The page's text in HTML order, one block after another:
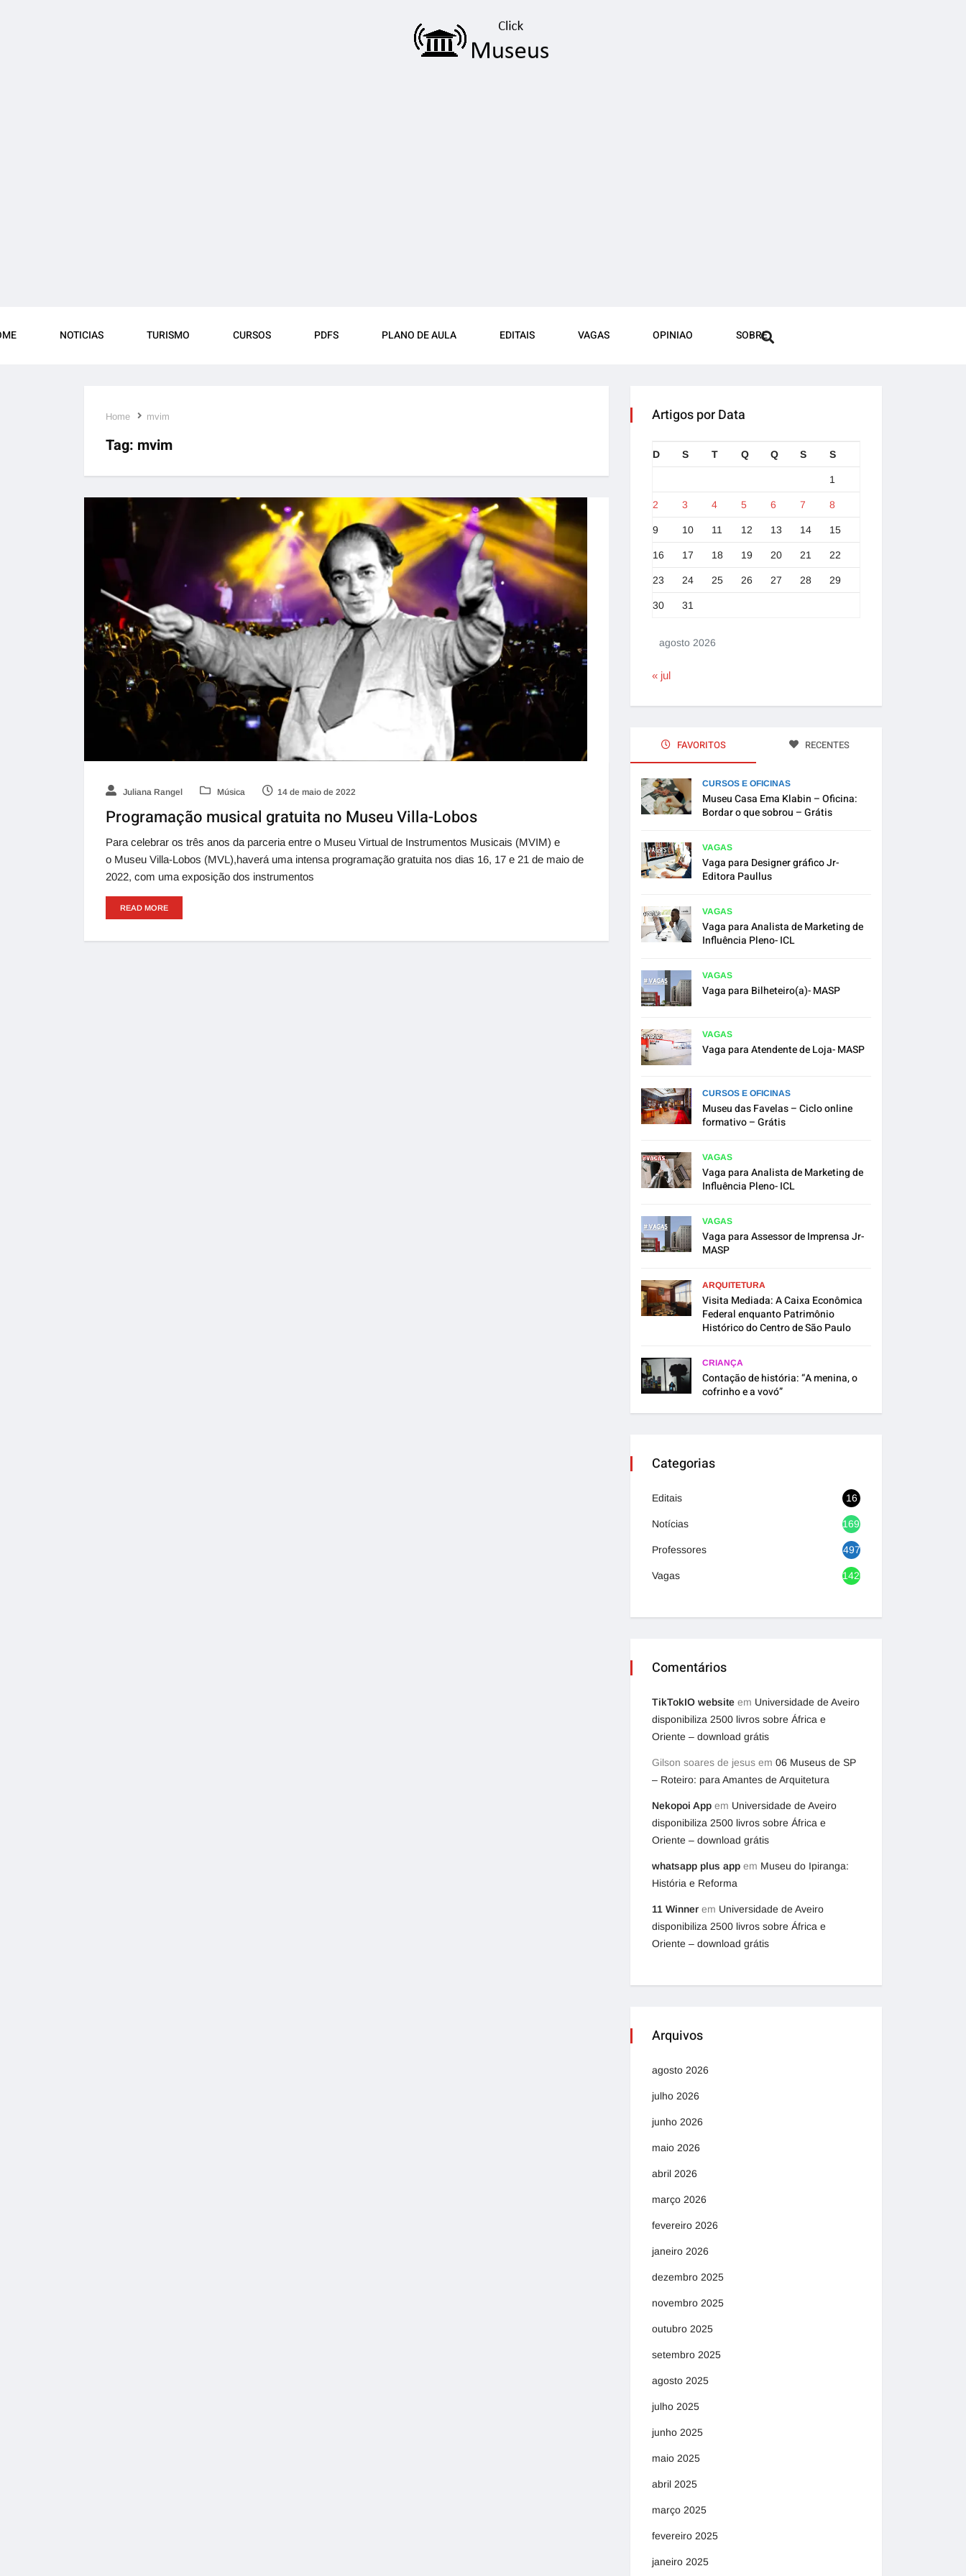
NOTICIAS TURISMO CURSOS PDFS PLANO DE AULA EDITAIS VAGAS OPINIAO SOBRE
Home mvim
Tag: mvim
Juliana Rangel Música 14 de maio de 2022
Programação musical gratuita no Museu Villa-Lobos
Para celebrar os três anos da parceria entre o Museu Virtual de Instrumentos Musicais (MVIM) e
o Museu Villa-Lobos (MVL),haverá uma intensa programação gratuita nos dias 16, 17 e 21 de maio de
2022, com uma exposição dos instrumentos
READ MORE
Artigos por Data
agosto 2026
D S T Q Q S S
1
2 3 4 5 6 7 8
9 10 11 12 13 14 15
16 17 18 19 20 21 22
23 24 25 26 27 28 29
30 31
« jul
FAVORITOS RECENTES
CURSOS E OFICINAS
Museu Casa Ema Klabin – Oficina:
Bordar o que sobrou – Grátis
VAGAS
Vaga para Designer gráfico Jr-
Editora Paullus
VAGAS
Vaga para Analista de Marketing de
Influência Pleno- ICL
VAGAS
Vaga para Bilheteiro(a)- MASP
VAGAS
Vaga para Atendente de Loja- MASP
CURSOS E OFICINAS
Museu das Favelas – Ciclo online
formativo – Grátis
VAGAS
Vaga para Analista de Marketing de
Influência Pleno- ICL
VAGAS
Vaga para Assessor de Imprensa Jr-
MASP
ARQUITETURA
Visita Mediada: A Caixa Econômica
Federal enquanto Patrimônio
Histórico do Centro de São Paulo
CRIANÇA
Contação de história: “A menina, o
cofrinho e a vovó”
Categorias
Editais 16
Notícias 1692
Professores 497
Vagas 1420
Comentários
TikTokIO website em Universidade de Aveiro
disponibiliza 2500 livros sobre África e
Oriente – download grátis
Gilson soares de jesus em 06 Museus de SP
– Roteiro: para Amantes de Arquitetura
Nekopoi App em Universidade de Aveiro
disponibiliza 2500 livros sobre África e
Oriente – download grátis
whatsapp plus app em Museu do Ipiranga:
História e Reforma
11 Winner em Universidade de Aveiro
disponibiliza 2500 livros sobre África e
Oriente – download grátis
Arquivos
agosto 2026
julho 2026
junho 2026
maio 2026
abril 2026
março 2026
fevereiro 2026
janeiro 2026
dezembro 2025
novembro 2025
outubro 2025
setembro 2025
agosto 2025
julho 2025
junho 2025
maio 2025
abril 2025
março 2025
fevereiro 2025
janeiro 2025